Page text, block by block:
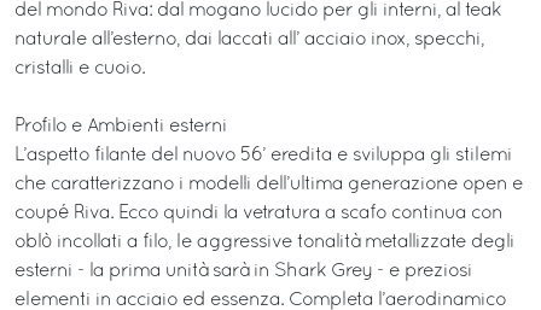
del mondo Riva: dal mogano lucido per gli interni, al teak
naturale all’esterno, dai laccati all’ acciaio inox, specchi,
cristalli e cuoio.
Profilo e Ambienti esterni
L’aspetto filante del nuovo 56’ eredita e sviluppa gli stilemi
che caratterizzano i modelli dell’ultima generazione open e
coupé Riva. Ecco quindi la vetratura a scafo continua con
oblò incollati a filo, le aggressive tonalità metallizzate degli
esterni - la prima unità sarà in Shark Grey - e preziosi
elementi in acciaio ed essenza. Completa l’aerodinamico